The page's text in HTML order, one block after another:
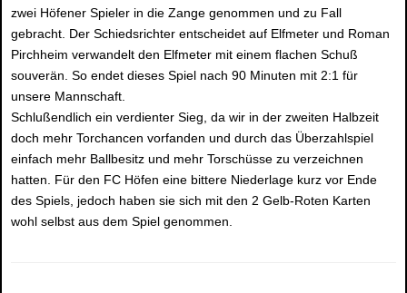
zwei Höfener Spieler in die Zange genommen und zu Fall
gebracht. Der Schiedsrichter entscheidet auf Elfmeter und Roman
Pirchheim verwandelt den Elfmeter mit einem flachen Schuß
souverän. So endet dieses Spiel nach 90 Minuten mit 2:1 für
unsere Mannschaft.
Schlußendlich ein verdienter Sieg, da wir in der zweiten Halbzeit
doch mehr Torchancen vorfanden und durch das Überzahlspiel
einfach mehr Ballbesitz und mehr Torschüsse zu verzeichnen
hatten. Für den FC Höfen eine bittere Niederlage kurz vor Ende
des Spiels, jedoch haben sie sich mit den 2 Gelb-Roten Karten
wohl selbst aus dem Spiel genommen.